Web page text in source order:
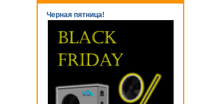
Черная пятница!